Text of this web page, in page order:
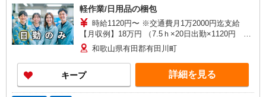
軽作業/日用品の梱包
時給1120円〜 ※交通費月1万2000円迄支給
【月収例】18万円 （7.5ｈ×20日出勤×1120円 交
通費1万2000円の場合）
和歌山県有田郡有田川町
キープ 詳細を見る